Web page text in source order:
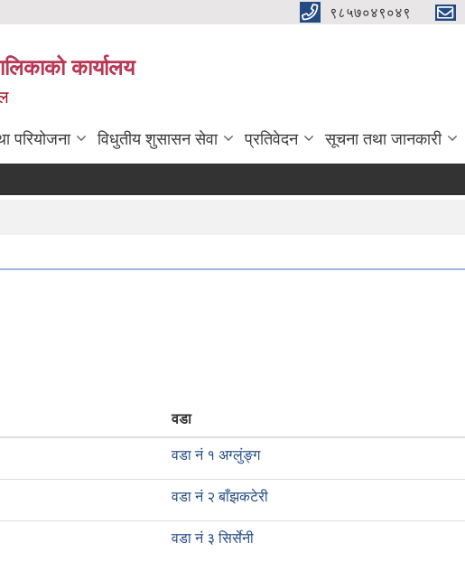
९८५७०४९०४९
कार्यालय
परियोजना विधुतीय शुसासन सेवा प्रतिवेदन सूचना तथा जानकारी
वडा
वडा नं १ अग्लुंङ्ग
वडा नं २ बाँझकटेरी
वडा नं ३ सिर्सेनी